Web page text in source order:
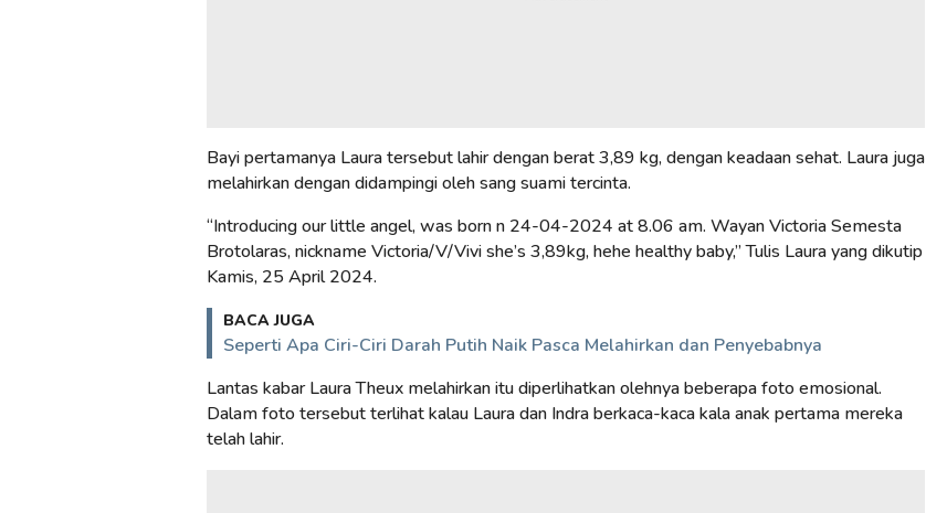
Bayi pertamanya Laura tersebut lahir dengan berat 3,89 kg, dengan keadaan sehat. Laura juga
melahirkan dengan didampingi oleh sang suami tercinta.
“Introducing our little angel, was born n 24-04-2024 at 8.06 am. Wayan Victoria Semesta
Brotolaras, nickname Victoria/V/Vivi she’s 3,89kg, hehe healthy baby,” Tulis Laura yang dikutip
Kamis, 25 April 2024.
BACA JUGA
Seperti Apa Ciri-Ciri Darah Putih Naik Pasca Melahirkan dan Penyebabnya
Lantas kabar Laura Theux melahirkan itu diperlihatkan olehnya beberapa foto emosional.
Dalam foto tersebut terlihat kalau Laura dan Indra berkaca-kaca kala anak pertama mereka
telah lahir.